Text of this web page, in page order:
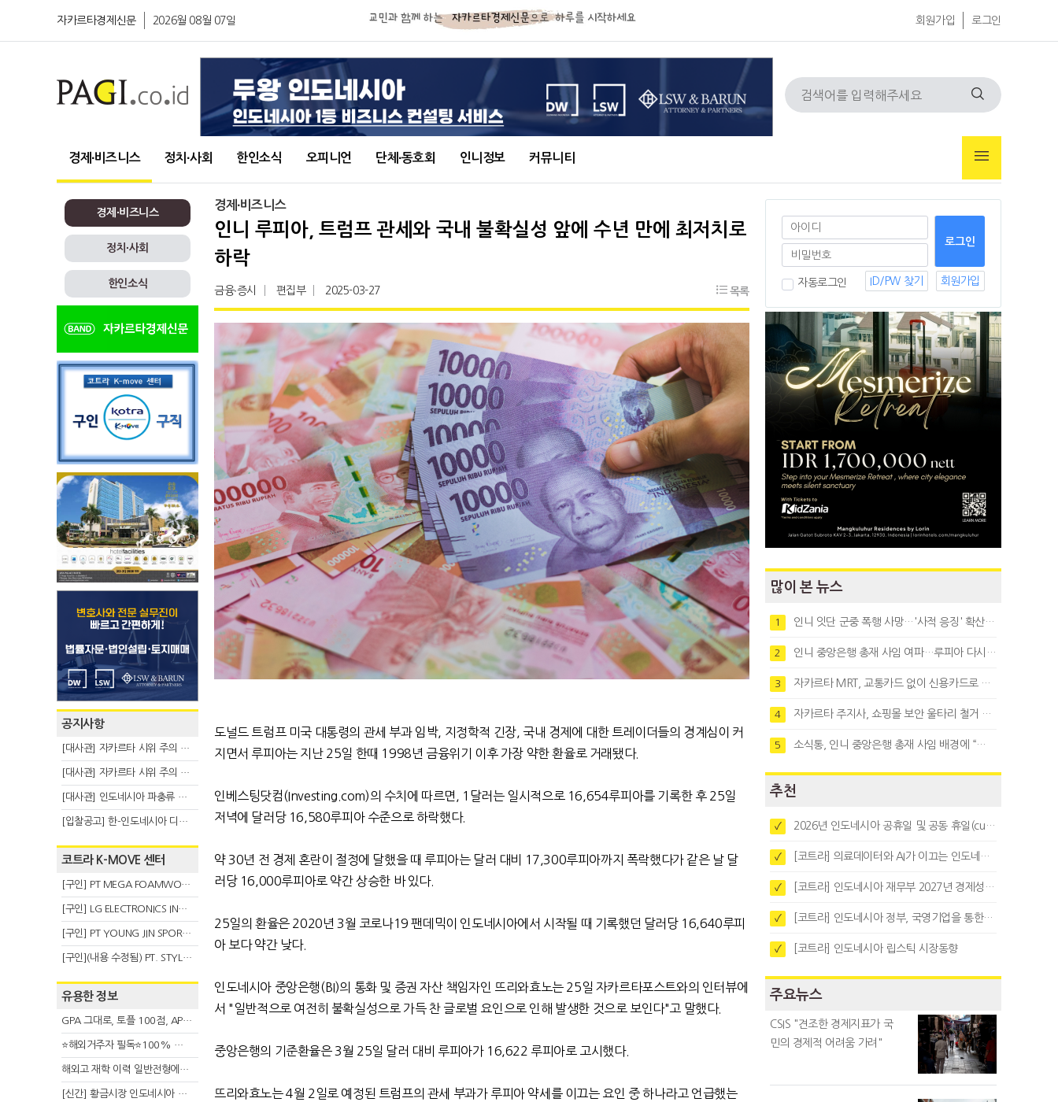
자카르타경제신문 2026월 08월 07일 회원가입 로그인
경제∙비즈니스 정치∙사회 한인소식 오피니언 단체∙동호회 인니정보 커뮤니티
경제∙비즈니스
정치∙사회
한인소식
공지사항
[대사관] 자카르타 시위 주의 안내(8.6)
[대사관] 자카르타 시위 주의 안내(8.3)
[대사관] 인도네시아 파충류 불법 반출 주의 (7.29)
[입찰공고] 한-인도네시아 디지털융복합 탈 전시회
코트라 K-MOVE 센터
[구인] PT MEGA FOAMWORKS INDONESIA
[구인] LG ELECTRONICS INDONESIA
[구인] PT YOUNG JIN SPORT INDONESIA
[구인](내용 수정됨) PT. STYLE KOREAN INDONESIA (스타일 코리안 인도네시아)
유용한 정보
GPA 그대로, 토플 100점, AP 막막 — 원인은 하나입니다
⭐해외거주자 필독⭐100% 온라인 마지막 한국어교원 2급 추가모집 (~8/2)
해외고 재학 이력 일반전형에서 분명한 입시 강점 살리는 전략
[신간] 황금시장 인도네시아 슈퍼리치의 성공 수업
경제∙비즈니스
인니 루피아, 트럼프 관세와 국내 불확실성 앞에 수년 만에 최저치로
하락
금융∙증시 편집부 2025-03-27 목록
도널드 트럼프 미국 대통령의 관세 부과 임박, 지정학적 긴장, 국내 경제에 대한 트레이더들의 경계심이 커
지면서 루피아는 지난 25일 한때 1998년 금융위기 이후 가장 약한 환율로 거래됐다.
인베스팅닷컴(Investing.com)의 수치에 따르면 , 1 달러는 일시적으로 16,654루피아를 기록한 후25일
저녁에 달러당16,580루피아 수준으로 하락했다.
약 30년 전 경제 혼란이 절정에 달했을 때 루피아는 달러 대비 17,300루피아까지 폭락했다가 같은 날 달
러당16,000루피아로 약간 상승한 바 있다.
25일의 환율은2020년 3월 코로나19팬데믹이 인도네시아에서 시작될 때 기록했던 달러당16,640루피
아 보다 약간 낮다.
인도네시아 중앙은행(BI)의 통화 및 증권 자산 책임자인 뜨리와효노는25일 자카르타포스트와의 인터뷰에
서 "일반적으로 여전히 불확실성으로 가득 찬 글로벌 요인으로 인해 발생한 것으로 보인다" 고 말했다.
중앙은행의 기준환율은3월 25일 달러 대비 루피아가16,622 루피아로 고시했다.
뜨리와효노는4월 2일로 예정된 트럼프의 관세 부과가 루피아 약세를 이끄는 요인 중 하나라고 언급했는
자동로그인 ID/PW 찾기 회원가입
많이 본 뉴스
1 인니 잇단 군중 폭행 사망…'사적 응징' 확산에 법치 우려
2 인니 중앙은행 총재 사임 여파…루피아 다시 1만8천대로 약세
3 자카르타 MRT, 교통카드 없이 신용카드로 바로 탄다
4 자카르타 주지사, 쇼핑몰 보안 울타리 철거 요청…"치안 문제없다"
5 소식통, 인니 중앙은행 총재 사임 배경에 “정부와 정책 갈등"
추천
✓ 2026년 인도네시아 공휴일 및 공동 휴일(cuti bersama)
✓ [코트라] 의료데이터와 AI가 이끄는 인도네시아 디지털 헬스케어 시장 트렌드
✓ [코트라] 인도네시아 재무부 2027년 경제성장 전망 및 목표 발표
✓ [코트라] 인도네시아 정부, 국영기업을 통한 석탄·팜유·합금철 수출 중앙집중화 추진
✓ [코트라] 인도네시아 립스틱 시장동향
주요뉴스
CSIS "견조한 경제지표가 국
민의 경제적 어려움 가려"